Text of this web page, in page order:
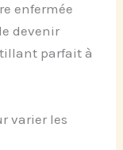
enfermée
devenir
parfait à
varier les